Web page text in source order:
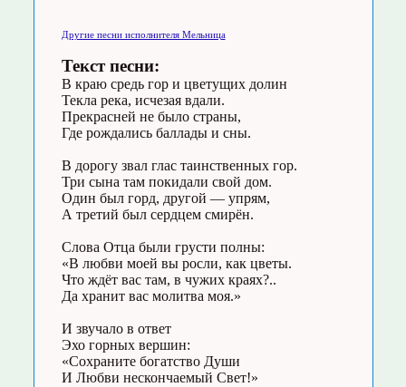
Другие песни исполнителя Мельница
Текст песни:
В краю средь гор и цветущих долин
Текла река, исчезая вдали.
Прекрасней не было страны,
Где рождались баллады и сны.
В дорогу звал глас таинственных гор.
Три сына там покидали свой дом.
Один был горд, другой — упрям,
А третий был сердцем смирён.
Слова Отца были грусти полны:
«В любви моей вы росли, как цветы.
Что ждёт вас там, в чужих краях?..
Да хранит вас молитва моя.»
И звучало в ответ
Эхо горных вершин:
«Сохраните богатство Души
И Любви нескончаемый Свет!»